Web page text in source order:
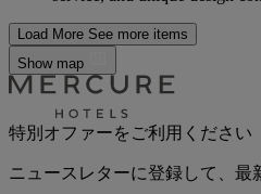
Load More See more items
Show map
特別オファーをご利用ください
ニュースレターに登録して、最